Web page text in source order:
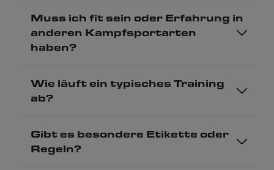
Muss ich fit sein oder Erfahrung in
anderen Kampfsportarten
haben?
Wie läuft ein typisches Training
ab?
Gibt es besondere Etikette oder
Regeln?